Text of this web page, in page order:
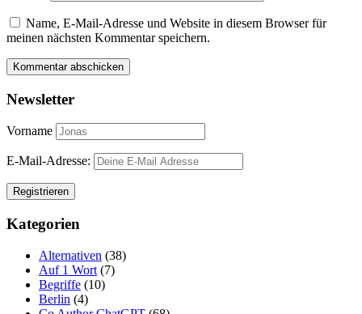
Name, E-Mail-Adresse und Website in diesem Browser für
meinen nächsten Kommentar speichern.
Newsletter
Vorname
E-Mail-Adresse:
Kategorien
Alternativen (38)
Auf 1 Wort (7)
Begriffe (10)
Berlin (4)